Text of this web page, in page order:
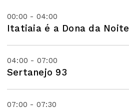
00:00 - 04:00
Itatiaia é a Dona da Noite
04:00 - 07:00
Sertanejo 93
07:00 - 07:30